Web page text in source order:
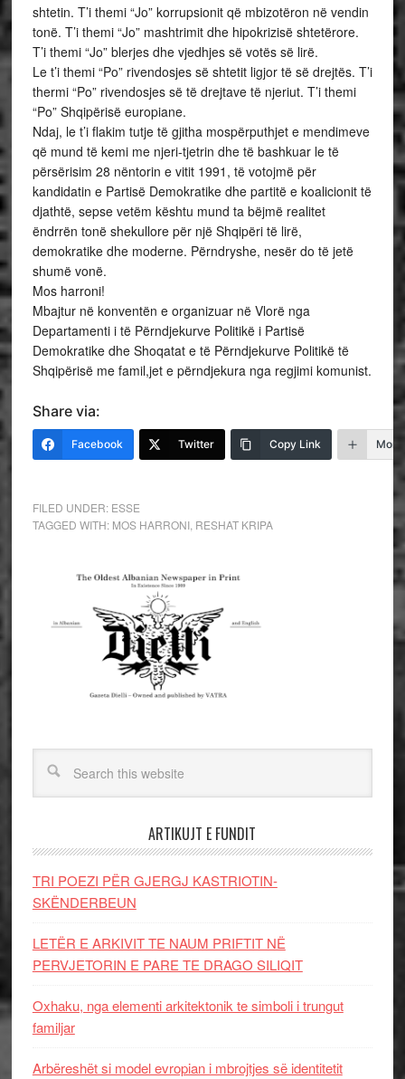
shtetin. T’i themi “Jo” korrupsionit që mbizotëron në vendin
tonë. T’i themi “Jo” mashtrimit dhe hipokrizisë shtetërore.
T’i themi “Jo” blerjes dhe vjedhjes së votës së lirë.
Le t’i themi “Po” rivendosjes së shtetit ligjor të së drejtës. T’i
thermi “Po” rivendosjes së të drejtave të njeriut. T’i themi
“Po” Shqipërisë europiane.
Ndaj, le t’i flakim tutje të gjitha mospërputhjet e mendimeve
që mund të kemi me njeri-tjetrin dhe të bashkuar le të
përsërisim 28 nëntorin e vitit 1991, të votojmë për
kandidatin e Partisë Demokratike dhe partitë e koalicionit të
djathtë, sepse vetëm kështu mund ta bëjmë realitet
ëndrrën tonë shekullore për një Shqipëri të lirë,
demokratike dhe moderne. Përndryshe, nesër do të jetë
shumë vonë.
Mos harroni!
Mbajtur në konventën e organizuar në Vlorë nga
Departamenti i të Përndjekurve Politikë i Partisë
Demokratike dhe Shoqatat e të Përndjekurve Politikë të
Shqipërisë me famil,jet e përndjekura nga regjimi komunist.
Share via:
Facebook Twitter Copy Link More
FILED UNDER: ESSE
TAGGED WITH: MOS HARRONI, RESHAT KRIPA
ARTIKUJT E FUNDIT
TRI POEZI PËR GJERGJ KASTRIOTIN-
SKËNDERBEUN
LETËR E ARKIVIT TE NAUM PRIFTIT NË
PERVJETORIN E PARE TE DRAGO SILIQIT
Oxhaku, nga elementi arkitektonik te simboli i trungut
familjar
Arbëreshët si model evropian i mbrojtjes së identitetit